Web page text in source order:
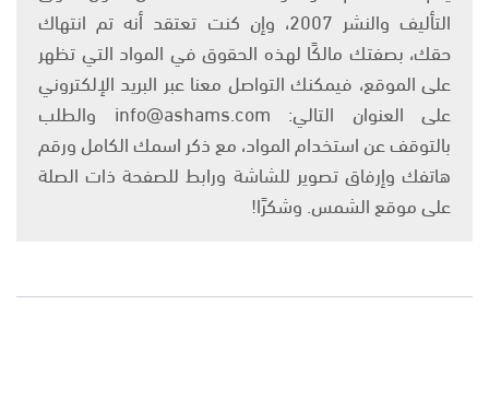
التأليف والنشر 2007، وإن كنت تعتقد أنه تم انتهاك
حقك، بصفتك مالكًا لهذه الحقوق في المواد التي تظهر
على الموقع، فيمكنك التواصل معنا عبر البريد الإلكتروني
على العنوان التالي: info@ashams.com والطلب
بالتوقف عن استخدام المواد، مع ذكر اسمك الكامل ورقم
هاتفك وإرفاق تصوير للشاشة ورابط للصفحة ذات الصلة
على موقع الشمس. وشكرًا!